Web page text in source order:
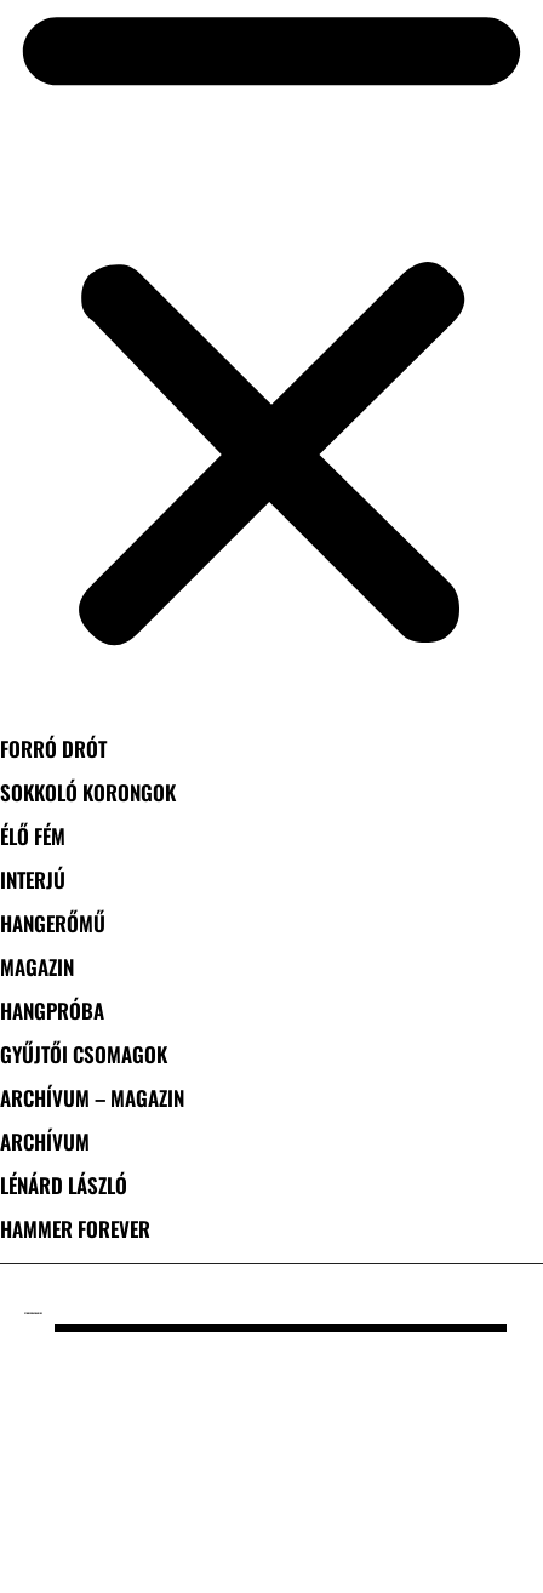
FORRÓ DRÓT
SOKKOLÓ KORONGOK
ÉLŐ FÉM
INTERJÚ
HANGERŐMŰ
MAGAZIN
HANGPRÓBA
GYŰJTŐI CSOMAGOK
ARCHÍVUM – MAGAZIN
ARCHÍVUM
LÉNÁRD LÁSZLÓ
HAMMER FOREVER